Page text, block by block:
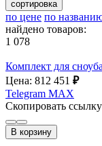
сортировка
по цене по
найдено товаров:
1 078
Комплект для
Цена: 812 451 ₽
Telegram MAX
Скопировать ссылку
В корзину